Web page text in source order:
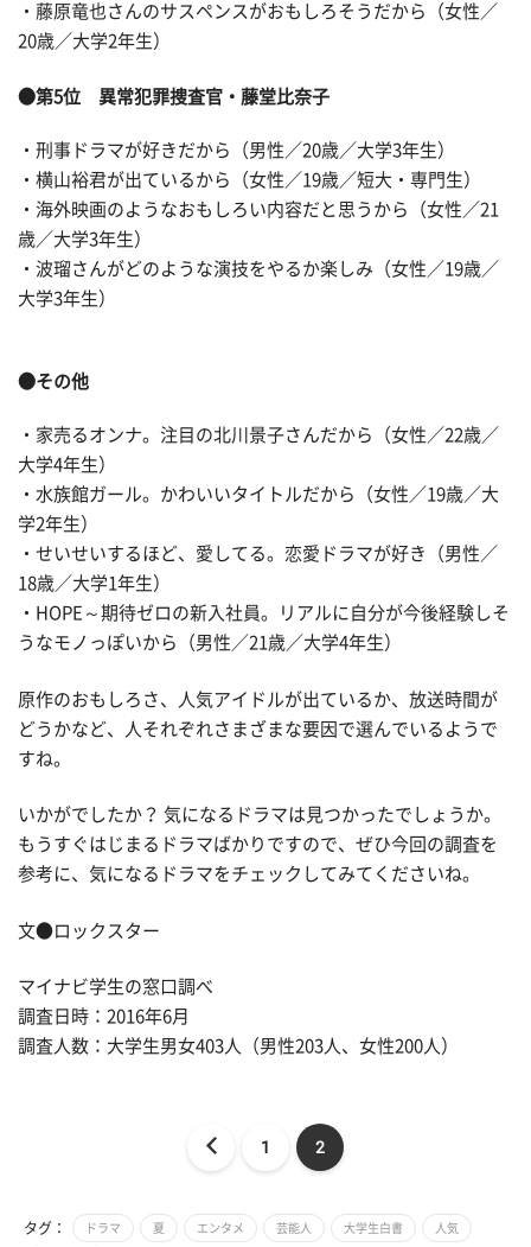
・藤原竜也さんのサスペンスがおもしろそうだから（女性／
20歳／大学2年生）
●第5位 異常犯罪捜査官・藤堂比奈子
・刑事ドラマが好きだから（男性／20歳／大学3年生）
・横山裕君が出ているから（女性／19歳／短大・専門生）
・海外映画のようなおもしろい内容だと思うから（女性／21
歳／大学3年生）
・波瑠さんがどのような演技をやるか楽しみ（女性／19歳／
大学3年生）
●その他
・家売るオンナ。注目の北川景子さんだから（女性／22歳／
大学4年生）
・水族館ガール。かわいいタイトルだから（女性／19歳／大
学2年生）
・せいせいするほど、愛してる。恋愛ドラマが好き（男性／
18歳／大学1年生）
・HOPE～期待ゼロの新入社員。リアルに自分が今後経験しそ
うなモノっぽいから（男性／21歳／大学4年生）
原作のおもしろさ、人気アイドルが出ているか、放送時間が
どうかなど、人それぞれさまざまな要因で選んでいるようで
すね。
いかがでしたか？ 気になるドラマは見つかったでしょうか。
もうすぐはじまるドラマばかりですので、ぜひ今回の調査を
参考に、気になるドラマをチェックしてみてくださいね。
文●ロックスター
マイナビ学生の窓口調べ
調査日時：2016年6月
調査人数：大学生男女403人（男性203人、女性200人）
1 2
タグ： ドラマ 夏 エンタメ 芸能人 大学生白書 人気